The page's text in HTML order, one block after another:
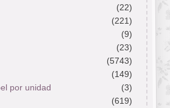
(22)
(221)
(9)
(23)
(5743)
(149)
por unidad
(3)
(619)